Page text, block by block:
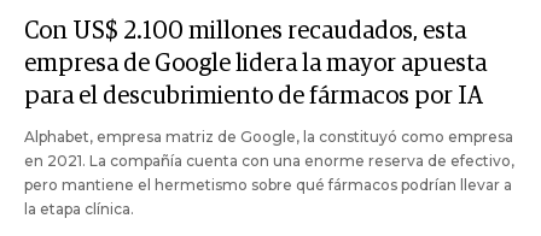
Con US$ 2.100 millones recaudados, esta
empresa de Google lidera la mayor apuesta
para el descubrimiento de fármacos por IA
Alphabet, empresa matriz de Google, la constituyó como empresa
en 2021. La compañía cuenta con una enorme reserva de efectivo,
pero mantiene el hermetismo sobre qué fármacos podrían llevar a
la etapa clínica.